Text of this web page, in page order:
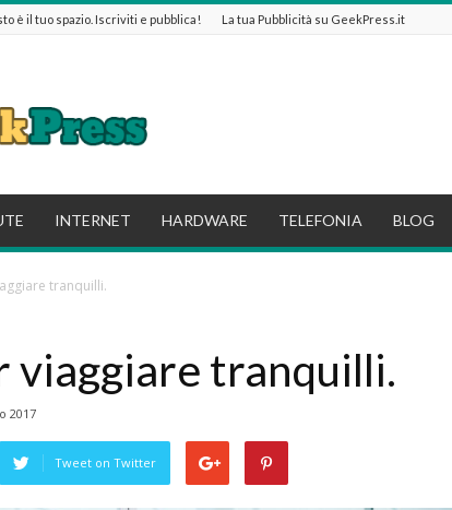
è il tuo spazio. Iscriviti e pubblica! La tua Pubblicità su GeekPress.it
INTERNET HARDWARE TELEFONIA BLOG
tranquilli.
viaggiare tranquilli.
2017
Tweet on Twitter